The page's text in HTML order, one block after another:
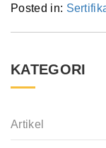
Posted in:
KATEGORI
Artikel